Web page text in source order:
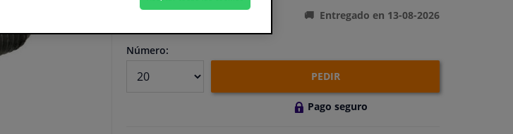
Entregado en 13-08-2026
Número:
PEDIR
Pago seguro